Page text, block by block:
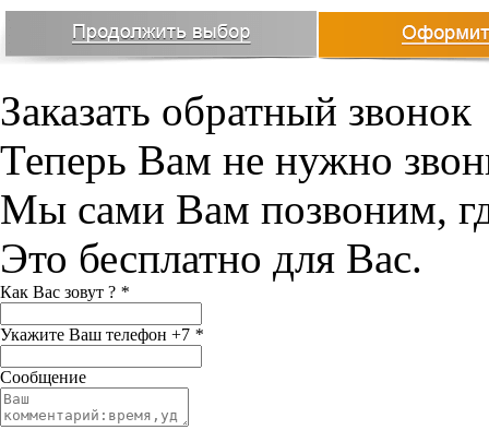
Заказать обратный звонок
Теперь Вам не нужно
Мы сами Вам позвоним,
Это бесплатно для Вас.
Как Вас зовут ? *
Укажите Ваш телефон +7 *
Сообщение